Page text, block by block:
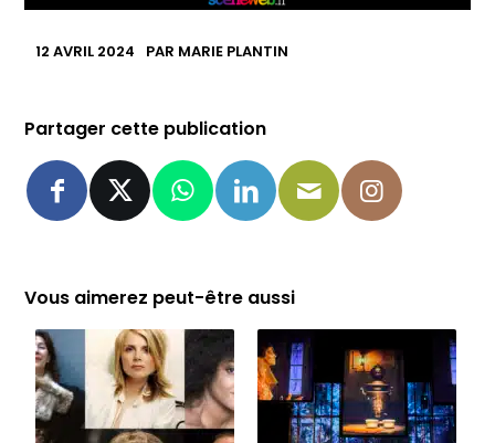
12 AVRIL 2024 PAR MARIE PLANTIN
Partager cette publication
Vous aimerez peut-être aussi